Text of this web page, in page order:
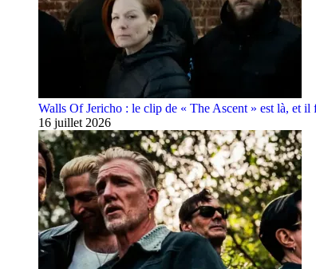
Walls Of Jericho : le clip de « The Ascent » est là, et il
16 juillet 2026